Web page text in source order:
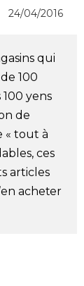
24/04/2016
qui
100
yens
de
« tout à
ces
articles
acheter